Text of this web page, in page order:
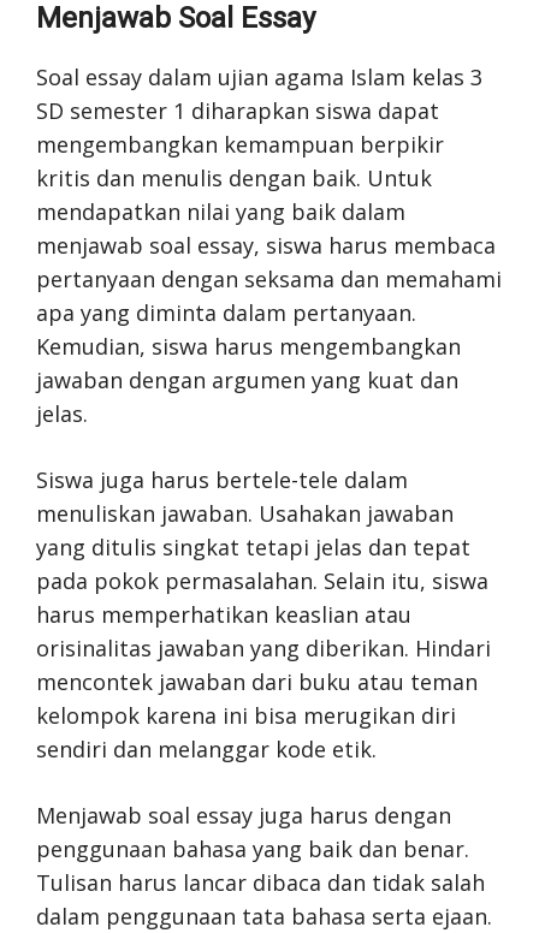
Menjawab Soal Essay
Soal essay dalam ujian agama Islam kelas 3
SD semester 1 diharapkan siswa dapat
mengembangkan kemampuan berpikir
kritis dan menulis dengan baik. Untuk
mendapatkan nilai yang baik dalam
menjawab soal essay, siswa harus membaca
pertanyaan dengan seksama dan memahami
apa yang diminta dalam pertanyaan.
Kemudian, siswa harus mengembangkan
jawaban dengan argumen yang kuat dan
jelas.
Siswa juga harus bertele-tele dalam
menuliskan jawaban. Usahakan jawaban
yang ditulis singkat tetapi jelas dan tepat
pada pokok permasalahan. Selain itu, siswa
harus memperhatikan keaslian atau
orisinalitas jawaban yang diberikan. Hindari
mencontek jawaban dari buku atau teman
kelompok karena ini bisa merugikan diri
sendiri dan melanggar kode etik.
Menjawab soal essay juga harus dengan
penggunaan bahasa yang baik dan benar.
Tulisan harus lancar dibaca dan tidak salah
dalam penggunaan tata bahasa serta ejaan.